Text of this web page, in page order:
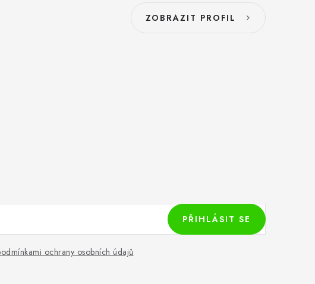
ZOBRAZIT PROFIL
ochrany osobních údajů
PŘIHLÁSIT SE